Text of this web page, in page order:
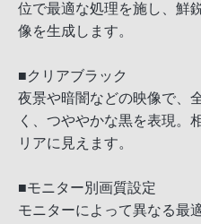
位で最適な処理を施し、鮮
像を生成します。
■クリアブラック
夜景や暗闇などの映像で、
く、つややかな黒を表現。
リアに見えます。
■モニター別画質設定
モニターによって異なる最